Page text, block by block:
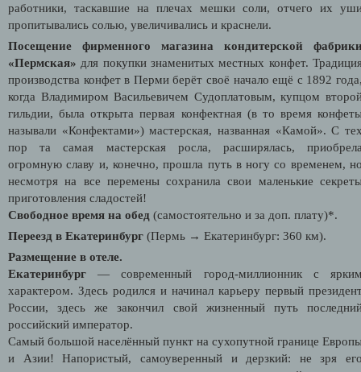
работники, таскавшие на плечах мешки соли, отчего их
пропитывались солью, увеличивались и краснели.
Посещение фирменного магазина кондитерской
«Пермская» для покупки знаменитых местных конфет.
производства конфет в Перми берёт своё начало ещё с 1892
когда Владимиром Васильевичем Судоплатовым, купцом
гильдии, была открыта первая конфектная (в то время
называли «Конфектами») мастерская, названная «Камой». С
пор та самая мастерская росла, расширялась,
огромную славу и, конечно, прошла путь в ногу со временем,
несмотря на все перемены сохранила свои маленькие
приготовления сладостей!
Свободное время на обед (самостоятельно и за доп. плату)*.
Переезд в Екатеринбург (Пермь → Екатеринбург: 360 км).
Размещение в отеле.
Екатеринбург — современный город-миллионник с
характером. Здесь родился и начинал карьеру первый
России, здесь же закончил свой жизненный путь
российский император.
Самый большой населённый пункт на сухопутной границе
и Азии! Напористый, самоуверенный и дерзкий: не зря